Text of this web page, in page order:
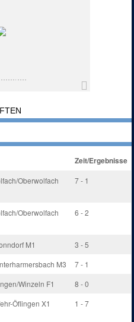
Zeit/Ergebnisse
Oberwolfach
7 - 1
Oberwolfach
6 - 2
M1
3 - 5
M3
7 - 1
Winzeln F1
8 - 0
Öflingen X1 1 - 7